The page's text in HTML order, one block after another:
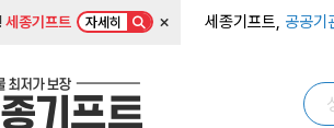
세종기프트 자세히 × 세종기프트, 공공기